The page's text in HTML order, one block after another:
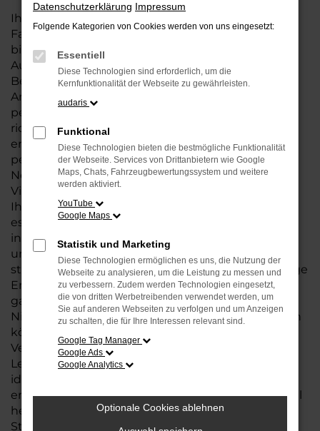
Ihr Audi Autohaus – die perfekte Wahl für all Ihre
Fahrzeugbedürfnisse. Als erfahrene Experten
bieten wir Ihnen nicht nur eine breite Auswahl an
Audi Fahrzeugen, sondern auch eine umfassende
Beratung, die individuell auf Ihre Wünsche und
Anforderungen abgestimmt ist. Wenn Sie den
perfekten Audi A3 suchen, sind Sie bei uns genau
richtig. Unsere große
ermöglicht es Ihnen, das Modell zu finden, das
perfekt zu Ihrem Lebensstil und Budget passt.
Neben dem Kauf Ihres A3 bieten wir Ihnen eine
Vielzahl zusätzlicher Services rund um Audi, die
Ihnen den gesamten Prozess erleichtern. Egal, ob
es um flexible Finanzierungsmöglichkeiten,
individuelle Leasingangebote oder eine
umfassendeWartung und Reparaturgeht – wir
stehen Ihnen jederzeit zur Seite. Unsere langjährige
Erfahrung und unser kompetentes Team
garantieren Ihnen eine Betreuung auf höchstem
Niveau, sodass Sie sich rundum gut betreut fühlen
können.
Vertrauen Sie auf unser Fachwissen und unsere
Leidenschaft für Audi und finden Sie mit uns das
ideale Modell: A3, das nicht nur Ihre Erwartungen
erfüllt, sondern Ihre Mobilität auf das nächste Level
hebt. Wir freuen uns darauf, Sie an einem unserer
Standorte in Bremen, Bremerhaven und
Datenschutzerklärung Impressum
Folgende Kategorien von Cookies werden von uns eingesetzt:
Essentiell
Diese Technologien sind erforderlich, um die
Kernfunktionalität der Webseite zu gewährleisten.
audaris
Funktional
Diese Technologien bieten die bestmögliche Funktionalität
der Webseite. Services von Drittanbietern wie Google
Maps, Chats, Fahrzeugbewertungssystem und weitere
werden aktiviert.
YouTube
Google Maps
Statistik und Marketing
Diese Technologien ermöglichen es uns, die Nutzung der
Webseite zu analysieren, um die Leistung zu messen und
zu verbessern. Zudem werden Technologien eingesetzt,
die von dritten Werbetreibenden verwendet werden, um
Sie auf anderen Webseiten zu verfolgen und um Anzeigen
zu schalten, die für Ihre Interessen relevant sind.
Google Tag Manager
Google Ads
Google Analytics
Optionale Cookies ablehnen